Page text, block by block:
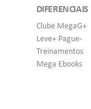
DIFERENCIAIS
Clube MegaG+
Leve+ Pague-
Treinamentos
Mega Ebooks